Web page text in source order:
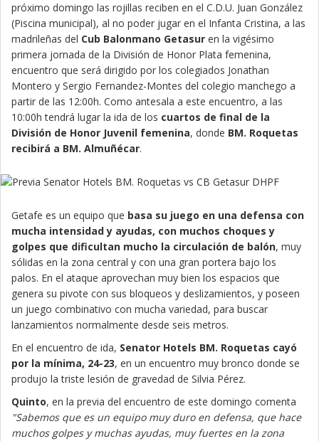
próximo domingo las rojillas reciben en el C.D.U. Juan González
(Piscina municipal), al no poder jugar en el Infanta Cristina, a las
madrileñas del Cub Balonmano Getasur en la vigésimo
primera jornada de la División de Honor Plata femenina,
encuentro que será dirigido por los colegiados Jonathan
Montero y Sergio Fernandez-Montes del colegio manchego a
partir de las 12:00h. Como antesala a este encuentro, a las
10:00h tendrá lugar la ida de los cuartos de final de la
División de Honor Juvenil femenina, donde BM. Roquetas
recibirá a BM. Almuñécar.
Getafe es un equipo que basa su juego en una defensa con
mucha intensidad y ayudas, con muchos choques y
golpes que dificultan mucho la circulación de balón, muy
sólidas en la zona central y con una gran portera bajo los
palos. En el ataque aprovechan muy bien los espacios que
genera su pivote con sus bloqueos y deslizamientos, y poseen
un juego combinativo con mucha variedad, para buscar
lanzamientos normalmente desde seis metros.
En el encuentro de ida, Senator Hotels BM. Roquetas cayó
por la mínima, 24-23, en un encuentro muy bronco donde se
produjo la triste lesión de gravedad de Silvia Pérez.
Quinto, en la previa del encuentro de este domingo comenta
"Sabemos que es un equipo muy duro en defensa, que hace
muchos golpes y muchas ayudas, muy fuertes en la zona